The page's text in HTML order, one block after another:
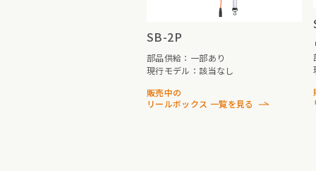
SB-2P
部品供給：一部あり
現行モデル：該当なし
販売中の
リールボックス 一覧を見る